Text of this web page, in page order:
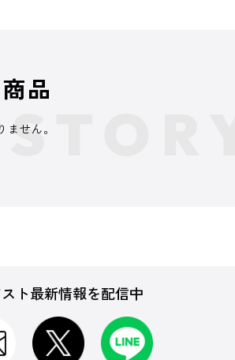
品
せん。
ト最新情報を配信中